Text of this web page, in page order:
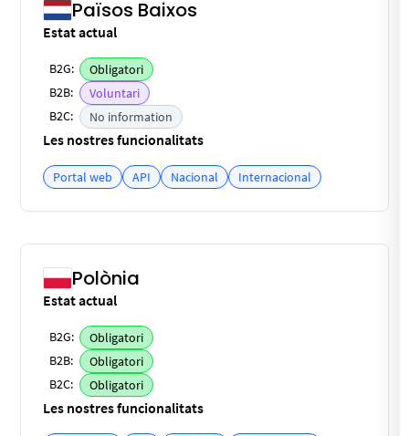
Països Baixos
Estat actual
B2G:
Obligatori
B2B:
Voluntari
B2C:
No information
Les nostres funcionalitats
Portal web API Nacional Internacional
Polònia
Estat actual
B2G:
Obligatori
B2B:
Obligatori
B2C:
Obligatori
Les nostres funcionalitats